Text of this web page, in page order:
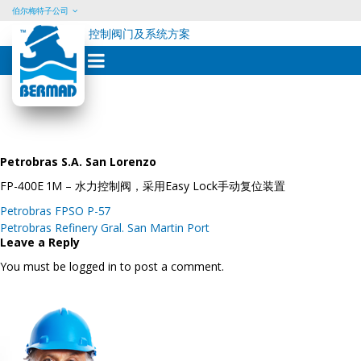
Skip
content
伯尔梅特子公司
控制阀门及系统方案
Petrobras S.A. San Lorenzo
FP-400E 1M – 水力控制阀，采用Easy Lock手动复位装置
Post
navigation
Petrobras FPSO P-57
Petrobras Refinery Gral. San Martin Port
Leave a Reply
You must be logged in to post a comment.